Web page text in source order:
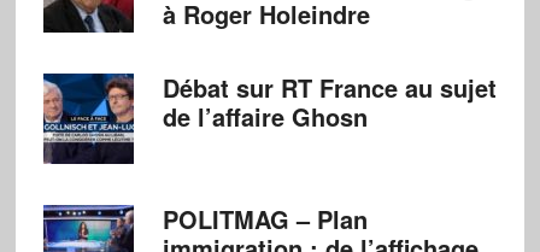
à Roger Holeindre
Débat sur RT France au sujet
de l’affaire Ghosn
POLITMAG – Plan